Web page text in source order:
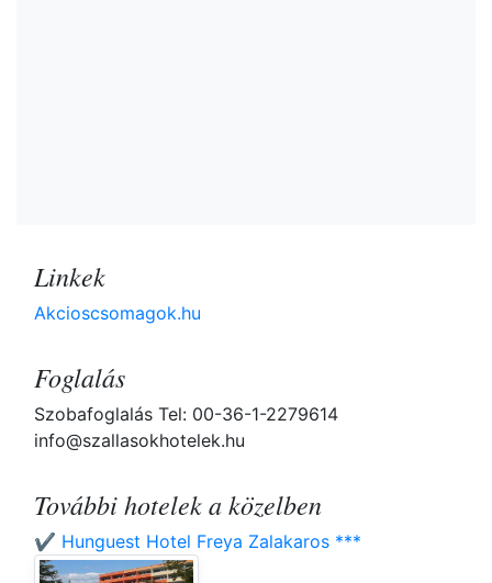
Linkek
Akcioscsomagok.hu
Foglalás
Szobafoglalás Tel: 00-36-1-2279614
info@szallasokhotelek.hu
További hotelek a közelben
✔️ Hunguest Hotel Freya Zalakaros ***